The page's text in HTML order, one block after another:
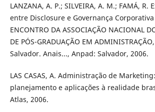
LANZANA, A. P.; SILVEIRA, A. M.; FAMÁ, R.
entre Disclosure e Governança
ENCONTRO DA ASSOCIAÇÃO NACIONAL
DE PÓS-GRADUAÇÃO EM
Salvador. Anais..., Anpad: Salvador, 2006.
LAS CASAS, A. Administração de
planejamento e aplicações à realidade
Atlas, 2006.